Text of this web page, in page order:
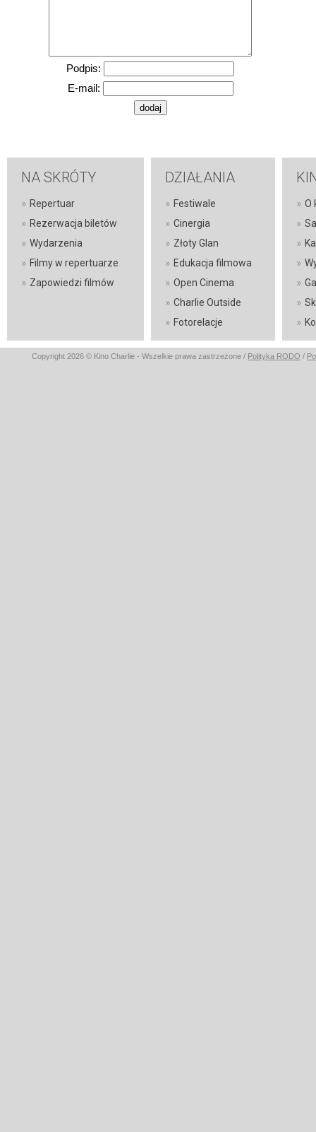
Podpis:
E-mail:
NA SKRÓTY
» Repertuar
» Rezerwacja biletów
» Wydarzenia
» Filmy w repertuarze
» Zapowiedzi filmów
DZIAŁANIA
» Festiwale
» Cinergia
» Złoty Glan
» Edukacja filmowa
» Open Cinema
» Charlie Outside
» Fotorelacje
» O
»
»
»
»
»
»
Copyright 2026 © Kino Charlie - Wszelkie prawa zastrzeżone / Polityka RODO /